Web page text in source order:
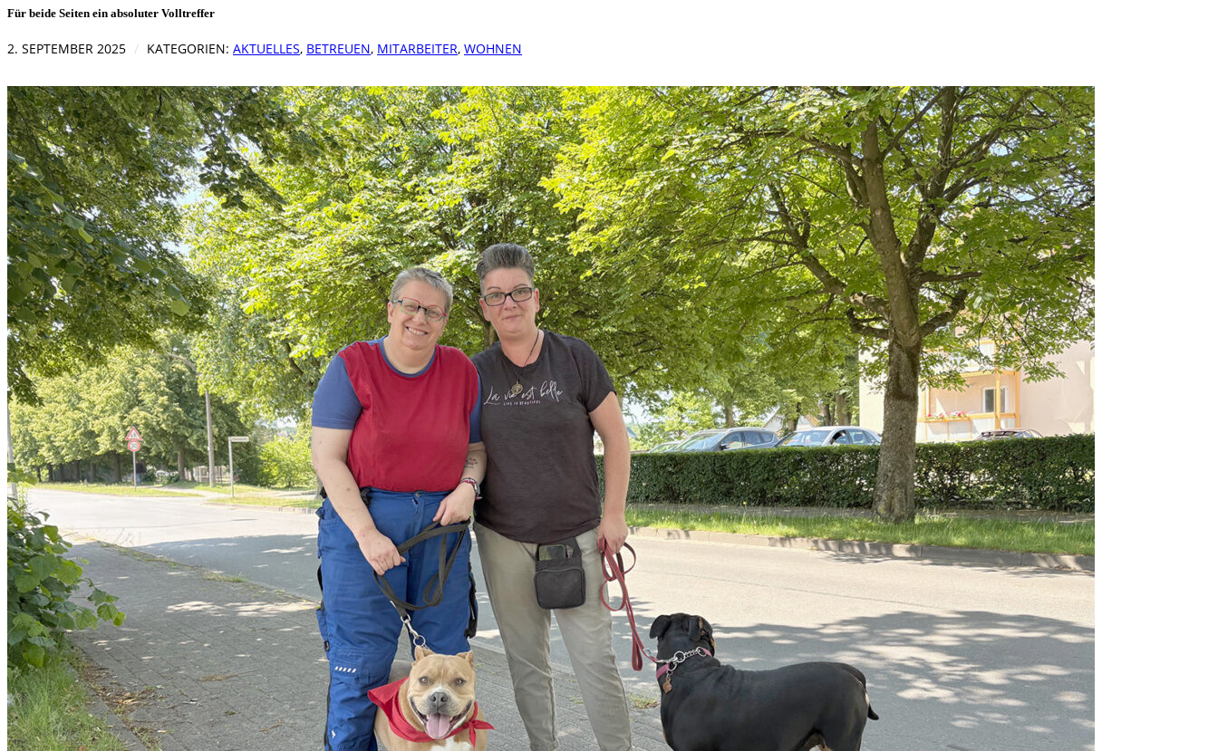
Für beide Seiten ein absoluter Volltreffer
2. SEPTEMBER 2025 KATEGORIEN: AKTUELLES, BETREUEN, MITARBEITER, WOHNEN